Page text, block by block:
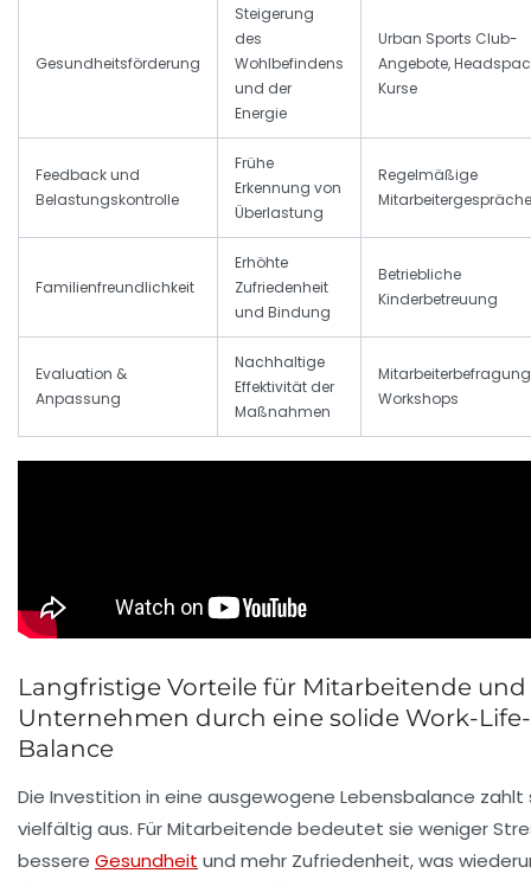
Gesundheitsförderung
Steigerung
des
Wohlbefindens
und der
Energie
Urban Sports Club-
Angebote,
Kurse
Feedback und
Belastungskontrolle
Frühe
Erkennung von
Überlastung
Regelmäßige
Mitarbeitergespräche
Familienfreundlichkeit
Erhöhte
Zufriedenheit
und Bindung
Betriebliche
Kinderbetreuung
Evaluation &
Anpassung
Nachhaltige
Effektivität der
Maßnahmen
Workshops
Langfristige Vorteile für Mitarbeitende und
Unternehmen durch eine solide Work-Life-
Balance
Die Investition in eine ausgewogene Lebensbalance zahlt
vielfältig aus. Für Mitarbeitende bedeutet sie weniger
bessere Gesundheit und mehr Zufriedenheit, was